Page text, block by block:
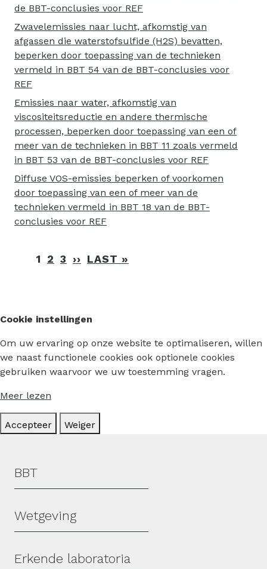
de BBT-conclusies voor REF
Zwavelemissies naar lucht, afkomstig van
afgassen die waterstofsulfide (H2S) bevatten,
beperken door toepassing van de technieken
vermeld in BBT 54 van de BBT-conclusies voor
REF
Emissies naar water, afkomstig van
viscositeitsreductie en andere thermische
processen, beperken door toepassing van een of
meer van de technieken in BBT 11 zoals vermeld
in BBT 53 van de BBT-conclusies voor REF
Diffuse VOS-emissies beperken of voorkomen
door toepassing van een of meer van de
technieken vermeld in BBT 18 van de BBT-
conclusies voor REF
Paginering
1 2 3 ›› VOLGENDE
LAST »
Cookie instellingen
Om uw ervaring op onze website te optimaliseren, willen
we naast functionele cookies ook optionele cookies
gebruiken waarvoor we uw toestemming vragen.
Meer lezen
Accepteer Weiger
Hoofdmenu
BBT
Wetgeving
Erkende laboratoria